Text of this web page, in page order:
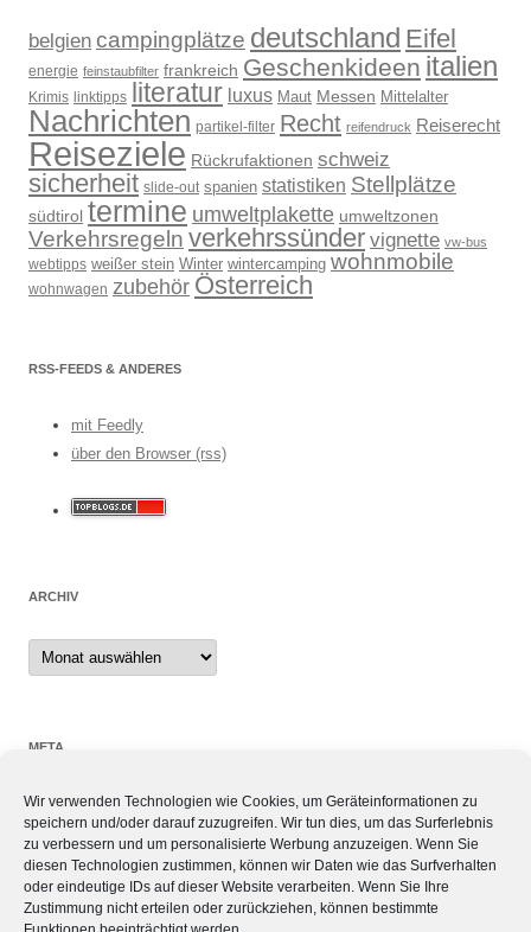
Wir verwenden Technologien wie Cookies, um Geräteinformationen zu
speichern und/oder darauf zuzugreifen. Wir tun dies, um das Surferlebnis
zu verbessern und um personalisierte Werbung anzuzeigen. Wenn Sie
diesen Technologien zustimmen, können wir Daten wie das Surfverhalten
oder eindeutige IDs auf dieser Website verarbeiten. Wenn Sie Ihre
Zustimmung nicht erteilen oder zurückziehen, können bestimmte
belgien campingplätze deutschland Eifel
energie feinstaubfilter frankreich Geschenkideen italien
Krimis linktipps literatur luxus Maut Messen Mittelalter
Nachrichten partikel-filter Recht reifendruck Reiserecht
Reiseziele Rückrufaktionen schweiz
sicherheit slide-out spanien statistiken Stellplätze
südtirol termine umweltplakette umweltzonen
Verkehrsregeln verkehrssünder vignette vw-bus
webtipps weißer stein Winter wintercamping wohnmobile
wohnwagen zubehör Österreich
RSS-FEEDS & ANDERES
mit Feedly
über den Browser (rss)
ARCHIV
Archiv
META
Anmelden
Eintrags-Feed
Kommentar-Feed
WordPress.org